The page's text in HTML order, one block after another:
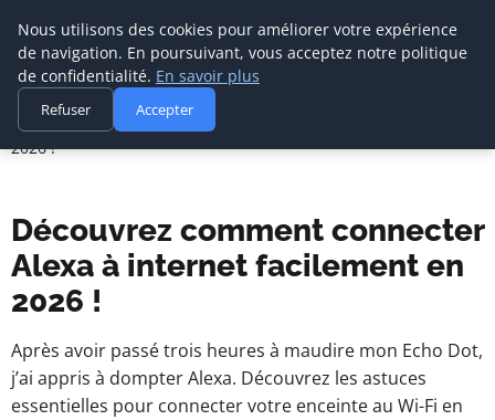
Agence Media Com
Communication digitale & stratégie web
Accueil
Découvrez comment connecter Alexa à internet facilement en
2026 !
Découvrez comment connecter
Alexa à internet facilement en
2026 !
Après avoir passé trois heures à maudire mon Echo Dot,
j’ai appris à dompter Alexa. Découvrez les astuces
essentielles pour connecter votre enceinte au Wi-Fi en
Nous utilisons des cookies pour améliorer votre expérience
de navigation. En poursuivant, vous acceptez notre politique
de confidentialité. En savoir plus
Refuser Accepter